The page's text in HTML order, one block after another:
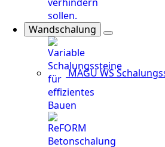
Wandschalung
MAGU WS